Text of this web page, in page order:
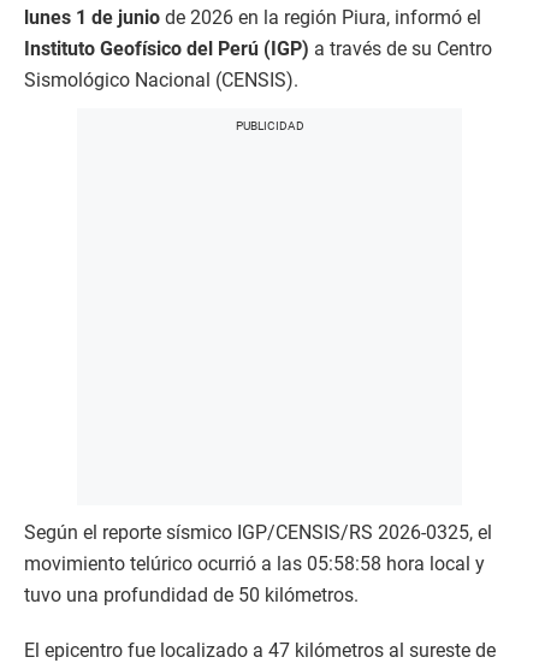
lunes 1 de junio de 2026 en la región Piura, informó el
Instituto Geofísico del Perú (IGP) a través de su Centro
Sismológico Nacional (CENSIS).
Según el reporte sísmico IGP/CENSIS/RS 2026-0325, el
movimiento telúrico ocurrió a las 05:58:58 hora local y
tuvo una profundidad de 50 kilómetros.
El epicentro fue localizado a 47 kilómetros al sureste de